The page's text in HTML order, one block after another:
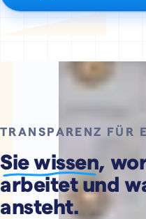
Der Ablauf wiederholt sich
TRANSPARENZ FÜR
Sie wissen,
arbeitet und
ansteht.